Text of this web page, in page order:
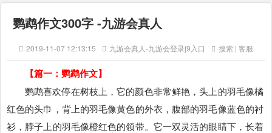
鹦鹉作文300字 -九游会真人
2019-11-07 12:13:15 九游会真人-九游会登录j9入口 搜索 | 客服
【篇一：鹦鹉作文】
鹦鹉喜欢停在树枝上，它的颜色非常鲜艳，头上的羽毛像橘
红色的头巾，背上的羽毛像黄色的外衣，腹部的羽毛像蓝色的衬
衫，脖子上的羽毛像橙红色的领带。它一双灵活的眼睛下，长着